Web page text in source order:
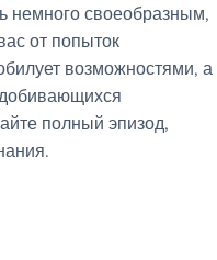
немного своеобразным,
от попыток
возможностями, а
полный эпизод,